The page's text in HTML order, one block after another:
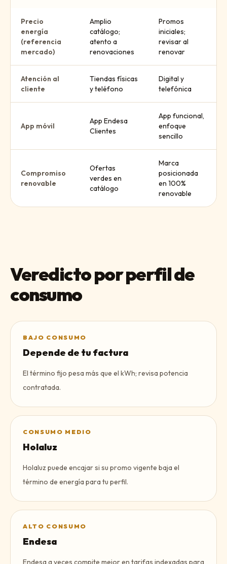
Precio
energía
(referencia
mercado)
Amplio
catálogo;
atento a
renovaciones
Promos
iniciales;
revisar al
renovar
Atención al
cliente
Tiendas físicas
y teléfono
Digital y
telefónica
App móvil
App Endesa
Clientes
App funcional,
enfoque
sencillo
Compromiso
renovable
Ofertas
verdes en
catálogo
Marca
posicionada
en 100%
renovable
Veredicto por perfil de
consumo
BAJO CONSUMO
Depende de tu factura
El término fijo pesa más que el kWh; revisa potencia
contratada.
CONSUMO MEDIO
Holaluz
Holaluz puede encajar si su promo vigente baja el
término de energía para tu perfil.
ALTO CONSUMO
Endesa
Endesa a veces compite mejor en tarifas indexadas para